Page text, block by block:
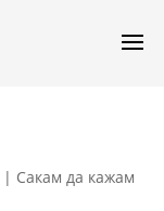
| Сакам да кажам